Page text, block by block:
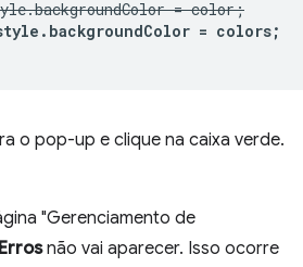
.backgroundColor = color;
. backgroundColor = colors;
o pop-up e clique na caixa verde.
"Gerenciamento de
Errosnão vai aparecer. Isso ocorre